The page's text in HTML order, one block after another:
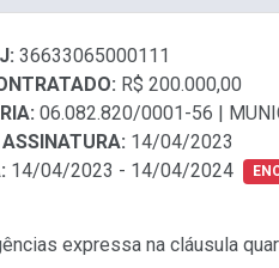
36633065000111
R$ 200.000,00
06.082.820/0001-56 |
14/04/2023
14/04/2023 - 14/04/2024
expressa na cláusula